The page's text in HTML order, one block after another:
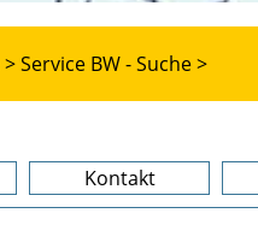
Service BW - Suche >
Kontakt